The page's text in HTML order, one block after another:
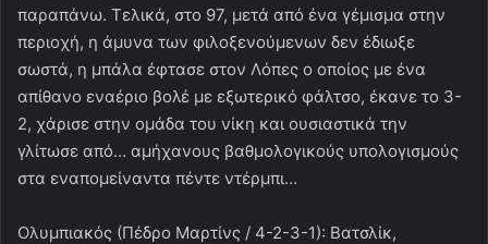
παραπάνω. Τελικά, στο 97, μετά από ένα γέμισμα στην
περιοχή, η άμυνα των φιλοξενούμενων δεν έδιωξε
σωστά, η μπάλα έφτασε στον Λόπες ο οποίος με ένα
απίθανο εναέριο βολέ με εξωτερικό φάλτσο, έκανε το 3-
2, χάρισε στην ομάδα του νίκη και ουσιαστικά την
γλίτωσε από… αμήχανους βαθμολογικούς υπολογισμούς
στα εναπομείναντα πέντε ντέρμπι…
Ολυμπιακός (Πέδρο Μαρτίνς / 4-2-3-1): Βατσλίκ,